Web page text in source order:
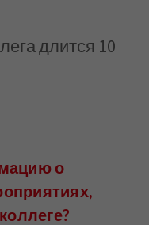
длится 10
о